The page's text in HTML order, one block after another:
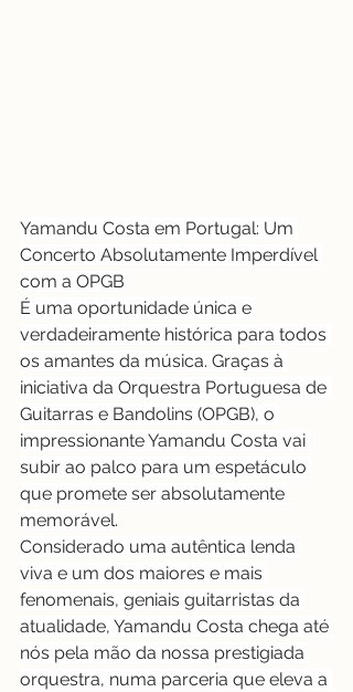
Yamandu Costa em Portugal: Um
Concerto Absolutamente Imperdível
com a OPGB
É uma oportunidade única e
verdadeiramente histórica para todos
os amantes da música. Graças à
iniciativa da Orquestra Portuguesa de
Guitarras e Bandolins (OPGB), o
impressionante Yamandu Costa vai
subir ao palco para um espetáculo
que promete ser absolutamente
memorável.
Considerado uma autêntica lenda
viva e um dos maiores e mais
fenomenais, geniais guitarristas da
atualidade, Yamandu Costa chega até
nós pela mão da nossa prestigiada
orquestra, numa parceria que eleva a